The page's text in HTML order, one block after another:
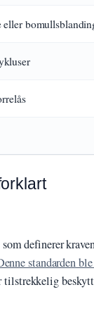
eller
definerer
standarden
tilstrekkelig